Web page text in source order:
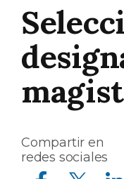
Compartir en
redes sociales
Compartir en Facebook Compartir en Twitter Compartir en Linkedin